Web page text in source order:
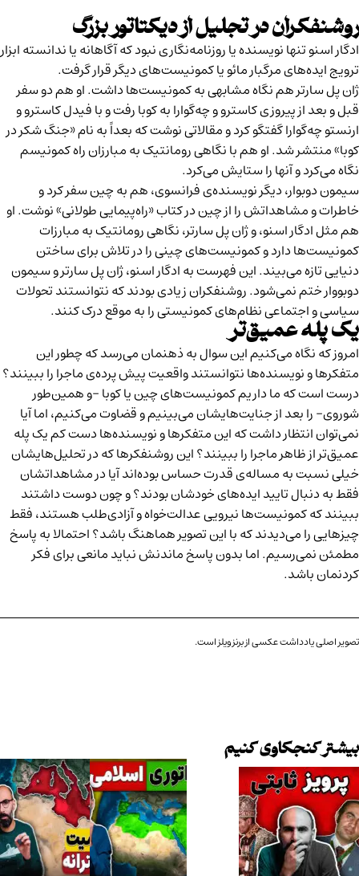
روشنفکران در تجلیل از دیکتاتور بزرگ
ادگار اسنو تنها نویسنده یا روزنامه‌نگاری نبود که آگاهانه یا ندانسته ابزار
ترویج ایده‌های مرگبار مائو یا کمونیست‌های دیگر قرار گرفت.
ژان پل سارتر هم نگاه مشابهی به کمونیست‌ها داشت. او هم دو سفر
قبل و بعد از پیروزی کاسترو و چه‌گوارا به کوبا رفت و با فیدل کاسترو و
ارنستو چه‌گوارا گفتگو کرد و مقالاتی نوشت که بعداً به نام «جنگ شکر در
کوبا» منتشر شد. او هم با نگاهی رومانتیک به مبارزان راه کمونیسم
نگاه می‌کرد و آنها را ستایش می‌کرد.
سیمون دوبوار، دیگر نویسنده‌ی فرانسوی، هم به چین سفر کرد و
خاطرات و مشاهداتش را از چین در کتاب «راه‌پیمایی طولانی» نوشت. او
هم مثل ادگار اسنو، و ژان پل سارتر، نگاهی رومانتیک به مبارزات
کمونیست‌ها دارد و کمونیست‌های چینی را در تلاش برای ساختن
دنیایی تازه می‌بیند. این فهرست به ادگار اسنو، ژان پل سارتر و سیمون
دوبووار ختم نمی‌شود. روشنفکران زیادی بودند که نتوانستند تحولات
سیاسی و اجتماعی نظام‌های کمونیستی را به موقع درک کنند.
یک پله عمیق‌تر
امروز که نگاه می‌کنیم این سوال به ذهنمان می‌رسد که چطور این
متفکرها و نویسنده‌ها نتوانستند واقعیت پیش پرده‌ی ماجرا را ببینند؟
درست است که ما داریم کمونیست‌های چین یا کوبا -و همین‌طور
شوروی- را بعد از جنایت‌هایشان می‌بینیم و قضاوت می‌کنیم، اما آیا
نمی‌توان انتظار داشت که این متفکرها و نویسنده‌ها دست کم یک پله
عمیق‌تر از ظاهر ماجرا را ببینند؟این روشنفکرها که در تحلیل‌هایشان
خیلی نسبت به مساله‌ی قدرت حساس بوده‌اند آیا در مشاهداتشان
فقط به دنبال تایید ایده‌های خودشان بودند؟ و چون دوست داشتند
ببینند که کمونیست‌ها نیرویی عدالت‌خواه و آزادی‌طلب هستند، فقط
چیزهایی را می‌دیدند که با این تصویر هماهنگ باشد؟ احتمالا به پاسخ
مطمئن نمی‌رسیم. اما بدون پاسخ ماندنش نباید مانعی برای فکر
کردنمان باشد.
تصویر اصلی یادداشت عکسی ازبرنزویلزاست.
بیشتر کنجکاوی کنیم